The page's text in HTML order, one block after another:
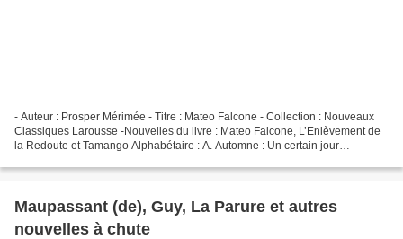
- Auteur : Prosper Mérimée - Titre : Mateo Falcone - Collection : Nouveaux
Classiques Larousse -Nouvelles du livre : Mateo Falcone, L’Enlèvement de
la Redoute et Tamango Alphabétaire : A. Automne : Un certain jour
Maupassant (de), Guy, La Parure et autres
nouvelles à chute